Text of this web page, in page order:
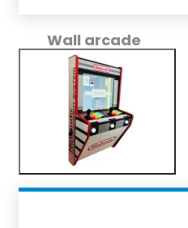
Wall arcade